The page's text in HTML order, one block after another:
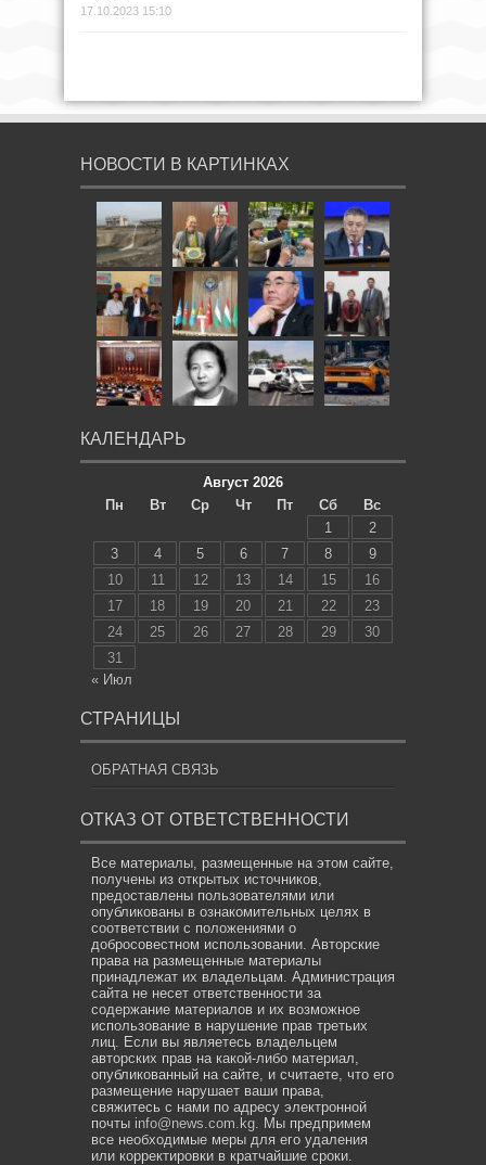
17.10.2023 15:10
НОВОСТИ В КАРТИНКАХ
КАЛЕНДАРЬ
Август 2026
Пн
Вт Ср Чт Пт Сб
Вс
1
2
3
4 5 6 7 8
9
10
11 12 13 14 15
16
17
18 19 20 21 22
23
24
25 26 27 28 29
30
31
« Июл
СТРАНИЦЫ
ОБРАТНАЯ СВЯЗЬ
ОТКАЗ ОТ ОТВЕТСТВЕННОСТИ
Все материалы, размещенные на этом сайте,
получены из открытых источников,
предоставлены пользователями или
опубликованы в ознакомительных целях в
соответствии с положениями о
добросовестном использовании. Авторские
права на размещенные материалы
принадлежат их владельцам. Администрация
сайта не несет ответственности за
содержание материалов и их возможное
использование в нарушение прав третьих
лиц. Если вы являетесь владельцем
авторских прав на какой-либо материал,
опубликованный на сайте, и считаете, что его
размещение нарушает ваши права,
свяжитесь с нами по адресу электронной
почты info@news.com.kg . Мы предпримем
все необходимые меры для его удаления
или корректировки в кратчайшие сроки.